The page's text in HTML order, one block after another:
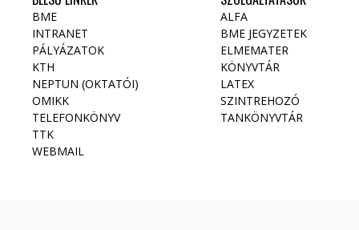
BME
INTRANET
PÁLYÁZATOK
KTH
NEPTUN (OKTATÓI)
OMIKK
TELEFONKÖNYV
TTK
WEBMAIL
ALFA
BME JEGYZETEK
ELMEMATER
KÖNYVTÁR
LATEX
SZINTREHOZÓ
TANKÖNYVTÁR